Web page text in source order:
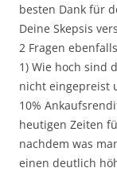
besten Dank für
Deine Skepsis
2 Fragen
1) Wie hoch sind
nicht eingepreist
10%
heutigen Zeiten
nachdem was
einen deutlich